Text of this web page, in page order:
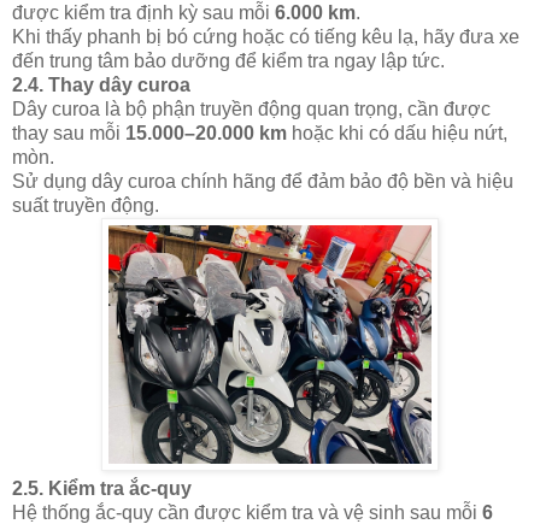
được kiểm tra định kỳ sau mỗi 6.000 km.
Khi thấy phanh bị bó cứng hoặc có tiếng kêu lạ, hãy đưa xe
đến trung tâm bảo dưỡng để kiểm tra ngay lập tức.
2.4. Thay dây curoa
Dây curoa là bộ phận truyền động quan trọng, cần được
thay sau mỗi 15.000–20.000 km hoặc khi có dấu hiệu nứt,
mòn.
Sử dụng dây curoa chính hãng để đảm bảo độ bền và hiệu
suất truyền động.
2.5. Kiểm tra ắc-quy
Hệ thống ắc-quy cần được kiểm tra và vệ sinh sau mỗi 6